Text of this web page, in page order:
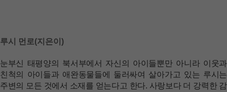
루시 먼로(지은이)
눈부신 태평양의 북서부에서 자신의 아이들뿐만 아니라 이웃과
친척의 아이들과 애완동물들에 둘러싸여 살아가고 있는 루시는
주변의 모든 것에서 소재를 얻는다고 한다. 사랑보다 더 강력한 감